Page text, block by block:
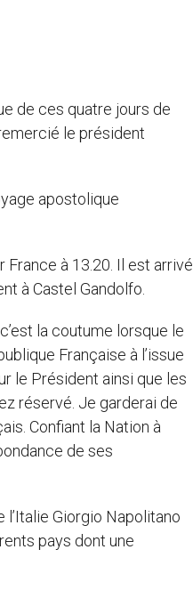
de ces quatre jours de
le président
apostolique
France à 13.20. Il est arrivé
à Castel Gandolfo.
la coutume lorsque le
Française à l’issue
le Président ainsi que les
réservé. Je garderai de
Confiant la Nation à
de ses
Giorgio Napolitano
pays dont une